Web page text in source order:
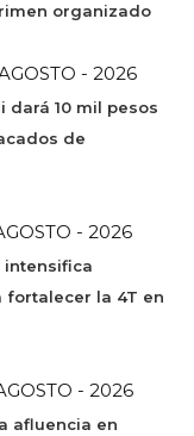
organizado
- 2026
dará 10 mil pesos
de
- 2026
intensifica
fortalecer la 4T en
- 2026
afluencia en